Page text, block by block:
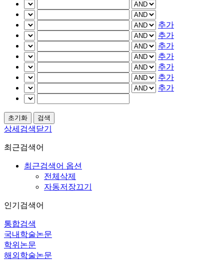
추가
추가
추가
추가
추가
추가
추가
상세검색닫기
최근검색어
최근검색어 옵션
전체삭제
자동저장끄기
인기검색어
통합검색
국내학술논문
학위논문
해외학술논문